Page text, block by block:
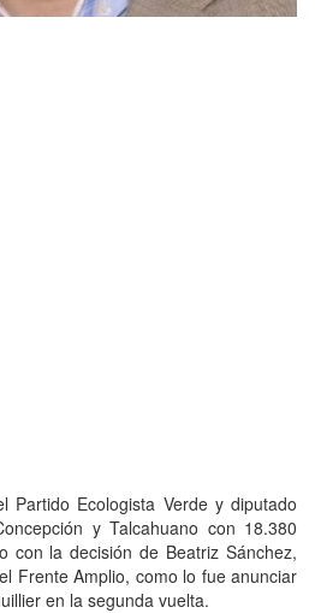
Partido Ecologista Verde y diputado
y Talcahuano con 18.380
con la decisión de Beatriz Sánchez,
Frente Amplio, como lo fue anunciar
en la segunda vuelta.